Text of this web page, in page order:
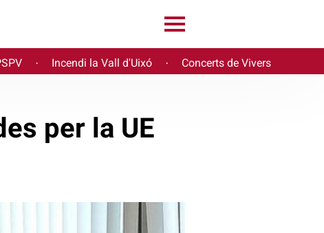
· Incendi la Vall d'Uixó · Concerts de Vivers
per la UE